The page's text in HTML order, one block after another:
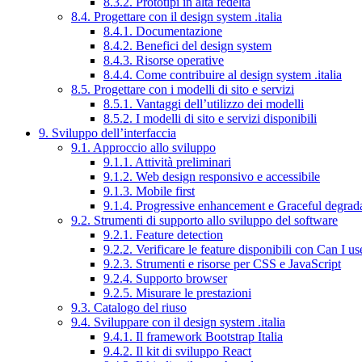
8.4. Progettare con il design system .italia
8.4.1. Documentazione
8.4.2. Benefici del design system
8.4.3. Risorse operative
8.4.4. Come contribuire al design system .italia
8.5. Progettare con i modelli di sito e servizi
8.5.1. Vantaggi dell’utilizzo dei modelli
8.5.2. I modelli di sito e servizi disponibili
9. Sviluppo dell’interfaccia
9.1. Approccio allo sviluppo
9.1.1. Attività preliminari
9.1.2. Web design responsivo e accessibile
9.1.3. Mobile first
9.1.4. Progressive enhancement e Graceful
9.2. Strumenti di supporto allo sviluppo del software
9.2.1. Feature detection
9.2.2. Verificare le feature disponibili con Can I
9.2.3. Strumenti e risorse per CSS e JavaScript
9.2.4. Supporto browser
9.2.5. Misurare le prestazioni
9.3. Catalogo del riuso
9.4. Sviluppare con il design system .italia
9.4.1. Il framework Bootstrap Italia
9.4.2. Il kit di sviluppo React